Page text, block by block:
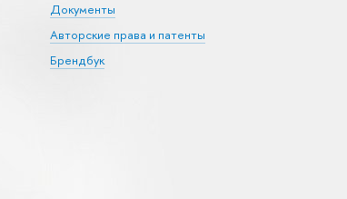
Документы
Авторские права и патенты
Брендбук